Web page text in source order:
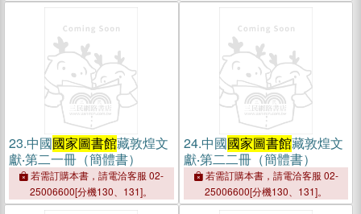
23.中國國家圖書館藏敦煌文
獻‧第二一冊（簡體書）
若需訂購本書，請電洽客服 02-
25006600[分機130、131]。
24.中國國家圖書館藏敦煌文
獻‧第二二冊（簡體書）
若需訂購本書，請電洽客服 02-
25006600[分機130、131]。